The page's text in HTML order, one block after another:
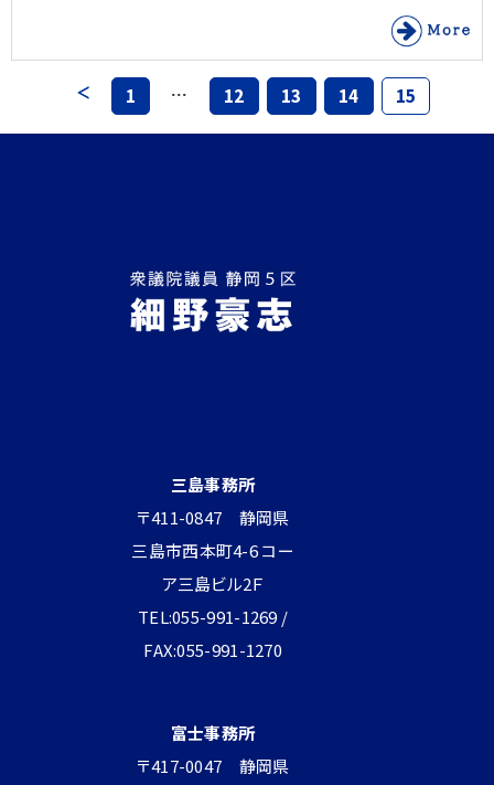
1 … 12 13 14 15
三島事務所
〒411-0847 静岡県
三島市西本町4-6 コー
ア三島ビル2Ｆ
TEL:055-991-1269 /
FAX:055-991-1270
富士事務所
〒417-0047 静岡県